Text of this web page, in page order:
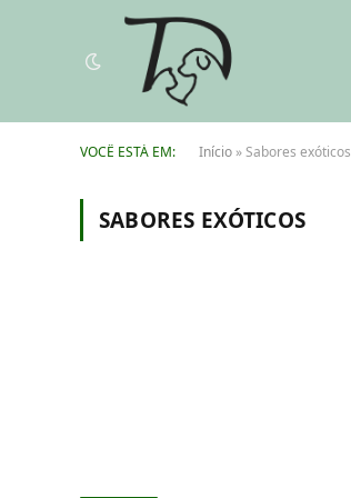
VOCÊ ESTÁ EM: Início »Sabores exóticos
SABORES EXÓTICOS